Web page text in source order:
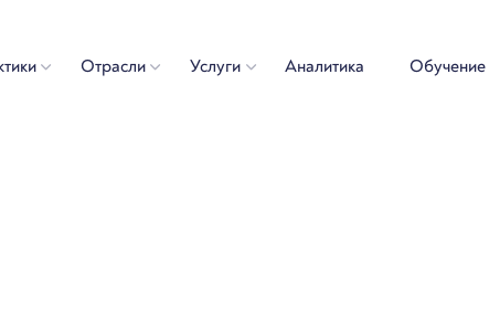
Отрасли Услуги Аналитика Обучение